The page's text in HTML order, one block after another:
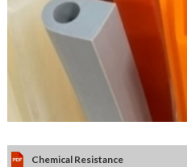
Chemical Resistance